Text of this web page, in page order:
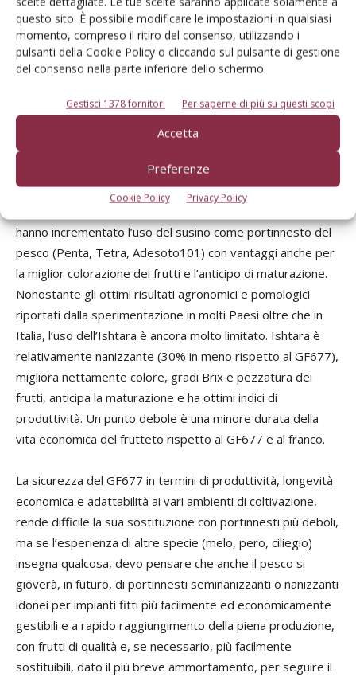
questo sito. È possibile modificare le impostazioni in qualsiasi
momento, compreso il ritiro del consenso, utilizzando i
pulsanti della Cookie Policy o cliccando sul pulsante di gestione
del consenso nella parte inferiore dello schermo.
Gestisci 1378 fornitori Per saperne di più su questi scopi
Accetta
Preferenze
Cookie Policy Privacy Policy
varietà, quasi sempre autoctone, apprezzate per il sapore,
l’aroma, la deliquescenza, caratteristiche spesso perdute
nelle cultivar più recenti (Bella di Cesena, S. Anna Balducci,
Buco Incavato in Emilia-Romagna, Vesuvio, Antonio di
Calabria, Sbergie, Tabacchiere in Sicilia, e tante altre).
Oggi è anche disponibile un’ampia gamma di portinnesti,
anche se la grande maggioranza dei peschicoltori italiani
utilizza ancora l’ibrido pesco x mandorlo GF677. Crescenti
hanno incrementato l’uso del susino come portinnesto del
pesco (Penta, Tetra, Adesoto101) con vantaggi anche per
la miglior colorazione dei frutti e l’anticipo di maturazione.
Nonostante gli ottimi risultati agronomici e pomologici
riportati dalla sperimentazione in molti Paesi oltre che in
Italia, l’uso dell’Ishtara è ancora molto limitato. Ishtara è
relativamente nanizzante (30% in meno rispetto al GF677),
migliora nettamente colore, gradi Brix e pezzatura dei
frutti, anticipa la maturazione e ha ottimi indici di
produttività. Un punto debole è una minore durata della
vita economica del frutteto rispetto al GF677 e al franco.
La sicurezza del GF677 in termini di produttività, longevità
economica e adattabilità ai vari ambienti di coltivazione,
rende difficile la sua sostituzione con portinnesti più deboli,
ma se l’esperienza di altre specie (melo, pero, ciliegio)
insegna qualcosa, devo pensare che anche il pesco si
gioverà, in futuro, di portinnesti seminanizzanti o nanizzanti
idonei per impianti fitti più facilmente ed economicamente
gestibili e a rapido raggiungimento della piena produzione,
con frutti di qualità e, se necessario, più facilmente
sostituibili, dato il più breve ammortamento, per seguire il